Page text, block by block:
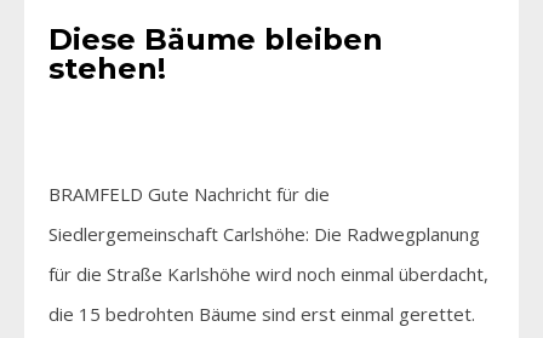
Diese Bäume bleiben
stehen!
BRAMFELD Gute Nachricht für die
Siedlergemeinschaft Carlshöhe: Die Radwegplanung
für die Straße Karlshöhe wird noch einmal überdacht,
die 15 bedrohten Bäume sind erst einmal gerettet.